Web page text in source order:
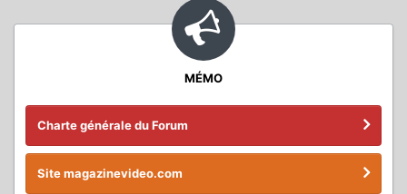
MÉMO
Charte générale du Forum
Site magazinevideo.com